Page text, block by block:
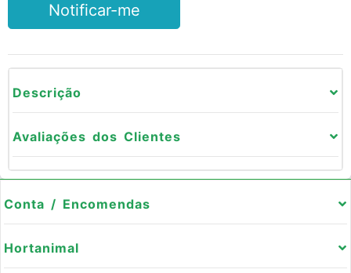
Notificar-me
Descrição
Avaliações dos Clientes
Conta / Encomendas
Hortanimal